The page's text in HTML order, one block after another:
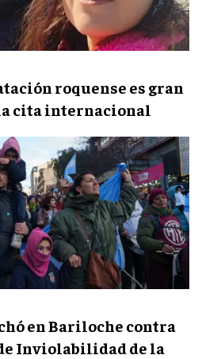
roquense es gran
cita internacional
en Bariloche contra
Inviolabilidad de la